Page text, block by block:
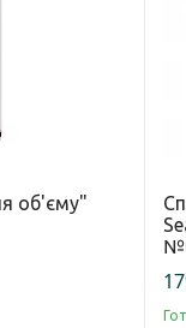
об'єму"